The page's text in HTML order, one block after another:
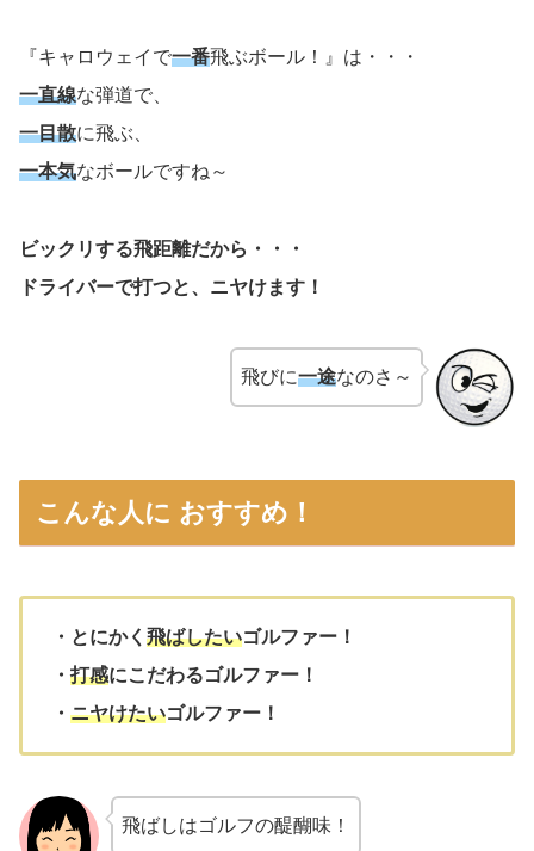
『キャロウェイで一番飛ぶボール！』は・・・
一直線な弾道で、
一目散に飛ぶ、
一本気なボールですね～
ビックリする飛距離だから・・・
ドライバーで打つと、ニヤけます！
飛びに一途なのさ～
こんな人に おすすめ！
・とにかく 飛ばしたいゴルファー！
・ 打感にこだわるゴルファー！
・ ニヤけたいゴルファー！
飛ばしはゴルフの醍醐味！